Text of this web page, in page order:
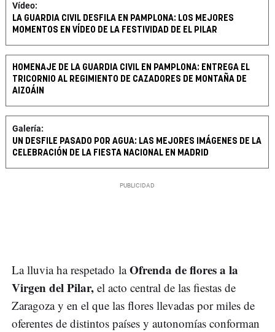
Vídeo:
LA GUARDIA CIVIL DESFILA EN PAMPLONA: LOS MEJORES
MOMENTOS EN VÍDEO DE LA FESTIVIDAD DE EL PILAR
HOMENAJE DE LA GUARDIA CIVIL EN PAMPLONA: ENTREGA EL
TRICORNIO AL REGIMIENTO DE CAZADORES DE MONTAÑA DE
AIZOÁIN
Galería:
UN DESFILE PASADO POR AGUA: LAS MEJORES IMÁGENES DE LA
CELEBRACIÓN DE LA FIESTA NACIONAL EN MADRID
La lluvia ha respetado laOfrenda de flores a la
Virgen del Pilar, el acto central de las fiestas de
Zaragoza y en el que las flores llevadas por miles de
oferentes de distintos países y autonomías conforman